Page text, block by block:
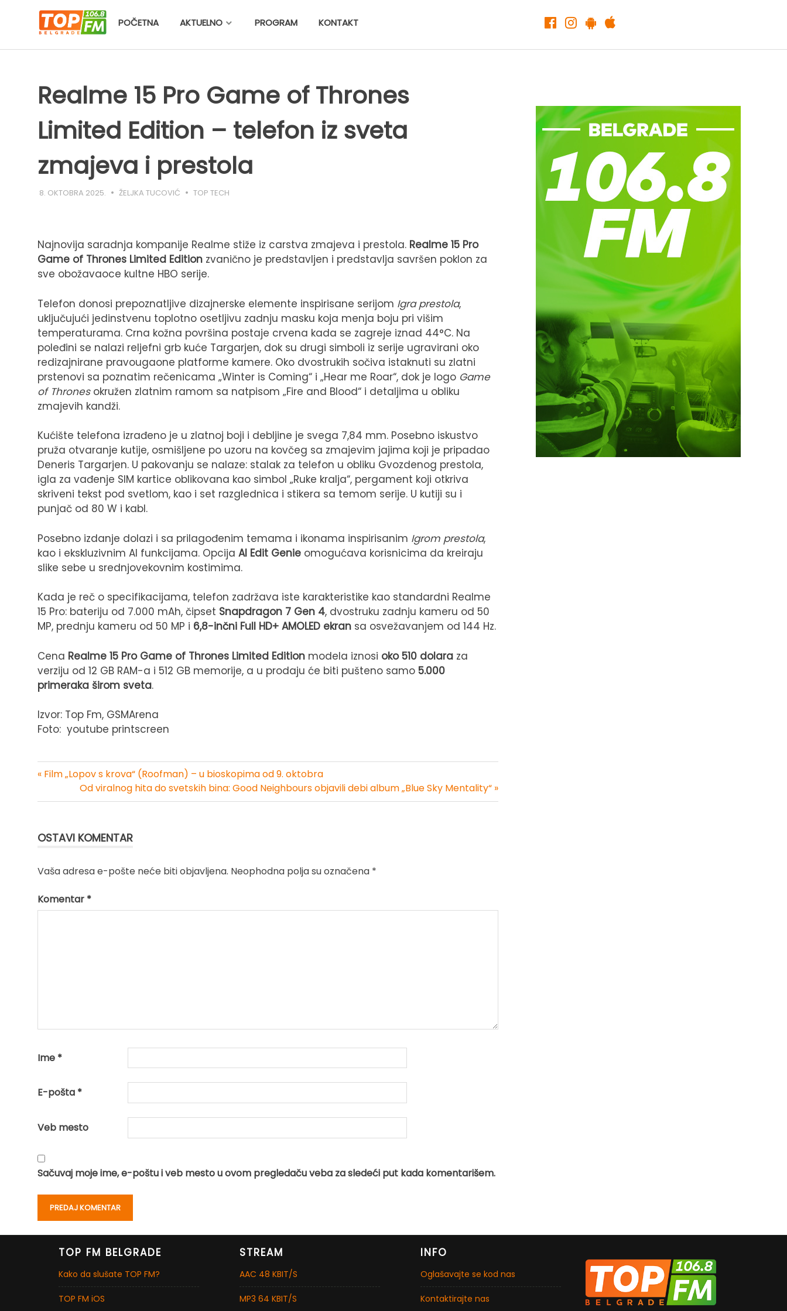
POČETNA AKTUELNO PROGRAM KONTAKT
Realme 15 Pro Game of Thrones
Limited Edition – telefon iz sveta
zmajeva i prestola
8. OKTOBRA 2025. ŽELJKA TUCOVIĆ TOP TECH
Najnovija saradnja kompanije Realme stiže iz carstva zmajeva i prestola. Realme 15 Pro
Game of Thrones Limited Edition zvanično je predstavljen i predstavlja savršen poklon za
sve obožavaoce kultne HBO serije.
Telefon donosi prepoznatljive dizajnerske elemente inspirisane serijom Igra prestola,
uključujući jedinstvenu toplotno osetljivu zadnju masku koja menja boju pri višim
temperaturama. Crna kožna površina postaje crvena kada se zagreje iznad 44°C. Na
poleđini se nalazi reljefni grb kuće Targarjen, dok su drugi simboli iz serije ugravirani oko
redizajnirane pravougaone platforme kamere. Oko dvostrukih sočiva istaknuti su zlatni
prstenovi sa poznatim rečenicama „Winter is Coming“ i „Hear me Roar“, dok je logo Game
of Thronesokružen zlatnim ramom sa natpisom „Fire and Blood“ i detaljima u obliku
zmajevih kandži.
Kućište telefona izrađeno je u zlatnoj boji i debljine je svega 7,84 mm. Posebno iskustvo
pruža otvaranje kutije, osmišljene po uzoru na kovčeg sa zmajevim jajima koji je pripadao
Deneris Targarjen. U pakovanju se nalaze: stalak za telefon u obliku Gvozdenog prestola,
igla za vađenje SIM kartice oblikovana kao simbol „Ruke kralja“, pergament koji otkriva
skriveni tekst pod svetlom, kao i set razglednica i stikera sa temom serije. U kutiji su i
punjač od 80 W i kabl.
Posebno izdanje dolazi i sa prilagođenim temama i ikonama inspirisanim Igrom prestola,
kao i ekskluzivnim AI funkcijama. Opcija AI Edit Genie omogućava korisnicima da kreiraju
slike sebe u srednjovekovnim kostimima.
Kada je reč o specifikacijama, telefon zadržava iste karakteristike kao standardni Realme
15 Pro: bateriju od 7.000 mAh, čipset Snapdragon 7 Gen 4, dvostruku zadnju kameru od 50
MP, prednju kameru od 50 MP i 6,8-inčni Full HD+ AMOLED ekran sa osvežavanjem od 144 Hz.
Cena Realme 15 Pro Game of Thrones Limited Edition modela iznosi oko 510 dolara za
verziju od 12 GB RAM-a i 512 GB memorije, a u prodaju će biti pušteno samo 5.000
primeraka širom sveta.
Izvor: Top Fm, GSMArena
Foto: youtube printscreen
Kretanje
« Film „Lopov s krova“ (Roofman) – u bioskopima od 9. oktobra
Od viralnog hita do svetskih bina: Good Neighbours objavili debi album „Blue Sky Mentality“ »
OSTAVI KOMENTAR
Vaša adresa e-pošte neće biti objavljena. Neophodna polja su označena *
Komentar *
Ime *
E-pošta *
Veb mesto
Sačuvaj moje ime, e-poštu i veb mesto u ovom pregledaču veba za sledeći put kada komentarišem.
TOP FM BELGRADE
Kako da slušate TOP FM?
TOP FM iOS
STREAM
AAC 48 KBIT/S
MP3 64 KBIT/S
INFO
Oglašavajte se kod nas
Kontaktirajte nas